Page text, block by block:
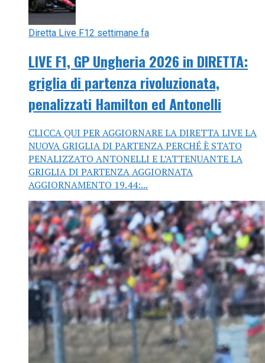
Diretta Live F12 settimane fa
LIVE F1, GP Ungheria 2026 in DIRETTA:
griglia di partenza rivoluzionata,
penalizzati Hamilton ed Antonelli
CLICCA QUI PER AGGIORNARE LA DIRETTA LIVE LA
NUOVA GRIGLIA DI PARTENZA PERCHÉ È STATO
PENALIZZATO ANTONELLI E L’ATTENUANTE LA
GRIGLIA DI PARTENZA AGGIORNATA
AGGIORNAMENTO 19.44:...